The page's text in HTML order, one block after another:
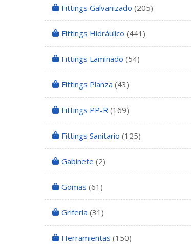
Fittings Galvanizado (205)
Fittings Hidráulico (441)
Fittings Laminado (54)
Fittings Planza (43)
Fittings PP-R (169)
Fittings Sanitario (125)
Gabinete (2)
Gomas (61)
Grifería (31)
Herramientas (150)